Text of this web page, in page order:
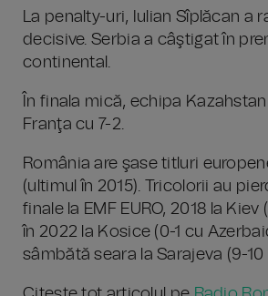
La penalty-uri, Iulian Sîplăcan a
decisive. Serbia a câştigat în
continental.
În finala mică, echipa
Franţa cu 7-2.
România are şase titluri
(ultimul în 2015). Tricolorii au
finale la EMF EURO, 2018 la Kiev
în 2022 la Kosice (0-1 cu
sâmbătă seara la Sarajeva (9-10